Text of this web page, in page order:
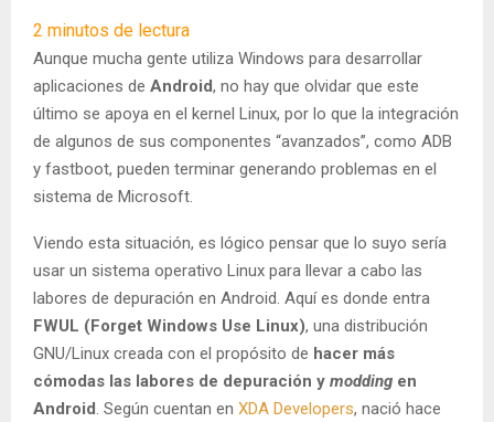
2 minutos de lectura
Aunque mucha gente utiliza Windows para desarrollar
aplicaciones de Android, no hay que olvidar que este
último se apoya en el kernel Linux, por lo que la integración
de algunos de sus componentes “avanzados”, como ADB
y fastboot, pueden terminar generando problemas en el
sistema de Microsoft.
Viendo esta situación, es lógico pensar que lo suyo sería
usar un sistema operativo Linux para llevar a cabo las
labores de depuración en Android. Aquí es donde entra
FWUL (Forget Windows Use Linux), una distribución
GNU/Linux creada con el propósito de hacer más
cómodas las labores de depuración y modding en
Android . Según cuentan en XDA Developers, nació hace